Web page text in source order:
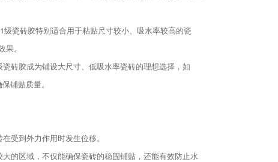
瓷砖胶特别适合用于粘贴尺寸较小、吸水率较高的瓷
。
砖胶成为铺设大尺寸、低吸水率瓷砖的理想选择，如
铺贴质量。
受到外力作用时发生位移。
的区域，不仅能确保瓷砖的稳固铺贴，还能有效防止水